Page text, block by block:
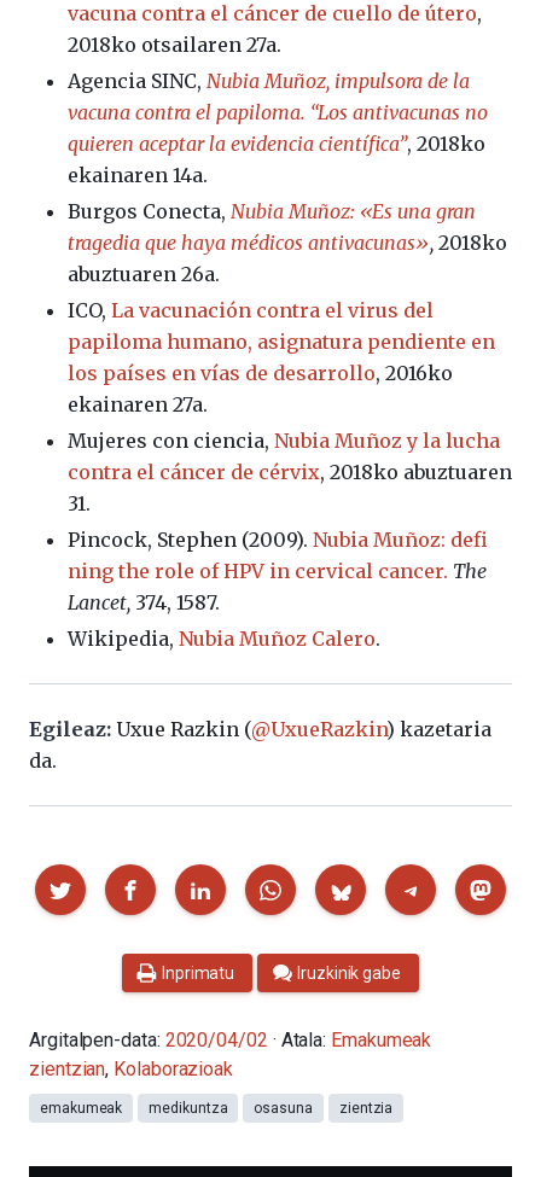
vacuna contra el cáncer de cuello de útero,
2018ko otsailaren 27a.
Agencia SINC, Nubia Muñoz, impulsora de la
vacuna contra el papiloma. “Los antivacunas no
quieren aceptar la evidencia científica”, 2018ko
ekainaren 14a.
Burgos Conecta, Nubia Muñoz: «Es una gran
tragedia que haya médicos antivacunas», 2018ko
abuztuaren 26a.
ICO, La vacunación contra el virus del
papiloma humano, asignatura pendiente en
los países en vías de desarrollo, 2016ko
ekainaren 27a.
Mujeres con ciencia, Nubia Muñoz y la lucha
contra el cáncer de cérvix, 2018ko abuztuaren
31.
Pincock, Stephen (2009). Nubia Muñoz: defi
ning the role of HPV in cervical cancer. The
Lancet, 374, 1587.
Wikipedia, Nubia Muñoz Calero.
Egileaz: Uxue Razkin (@UxueRazkin) kazetaria
da.
Partekatu
Inprimatu Iruzkinik gabe
Argitalpen-data: 2020/04/02 · Atala: Emakumeak
zientzian, Kolaborazioak
emakumeak medikuntza osasuna zientzia